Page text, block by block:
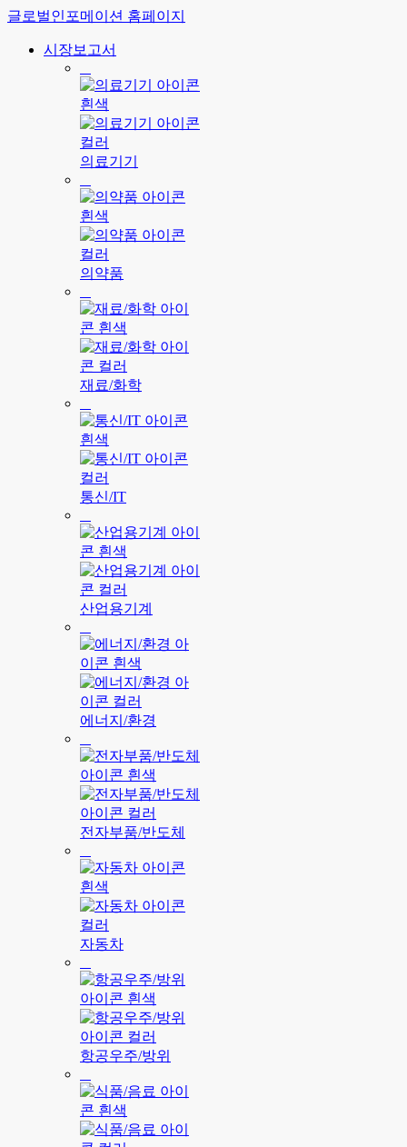
글로벌인포메이션 홈페이지
시장보고서
의료기기
의약품
재료/화학
통신/IT
산업용기계
에너지/환경
전자부품/반도체
자동차
항공우주/방위